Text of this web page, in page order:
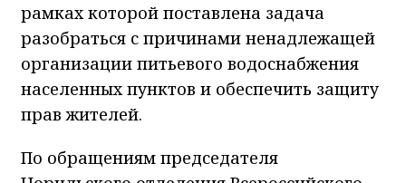
рамках которой поставлена задача
разобраться с причинами ненадлежащей
организации питьевого водоснабжения
населенных пунктов и обеспечить защиту
прав жителей.
По обращениям председателя